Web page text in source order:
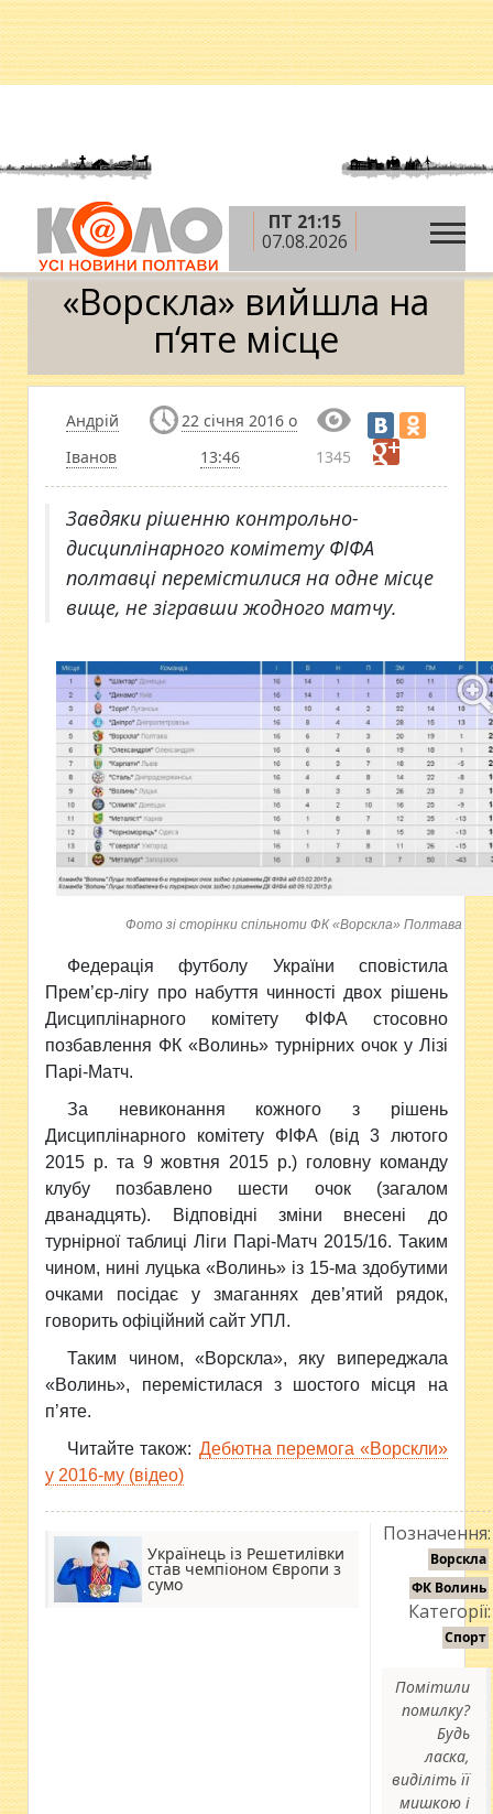
ПТ 21:15
07.08.2026
Головна » Новини » Спорт » «Ворскла»
вийшла на п‘яте місце
«Ворскла» вийшла на
п‘яте місце
Андрій
Іванов
22 січня 2016 о
13:46
1345
Завдяки рішенню контрольно-
дисциплінарного комітету ФІФА
полтавці перемістилися на одне місце
вище, не зігравши жодного матчу.
Фото зі сторінки спільноти ФК «Ворскла» Полтава
Федерація футболу України сповістила
Прем’єр-лігу про набуття чинності двох рішень
Дисциплінарного комітету ФІФА стосовно
позбавлення ФК «Волинь» турнірних очок у Лізі
Парі-Матч.
За невиконання кожного з рішень
Дисциплінарного комітету ФІФА (від 3 лютого
2015 р. та 9 жовтня 2015 р.) головну команду
клубу позбавлено шести очок (загалом
дванадцять). Відповідні зміни внесені до
турнірної таблиці Ліги Парі-Матч 2015/16. Таким
чином, нині луцька «Волинь» із 15-ма здобутими
очками посідає у змаганнях дев’ятий рядок,
говорить офіційний сайт УПЛ.
Таким чином, «Ворскла», яку випереджала
«Волинь», перемістилася з шостого місця на
п’яте.
Читайте також: Дебютна перемога «Ворскли»
у 2016-му (відео)
Українець із Решетилівки
став чемпіоном Європи з
сумо
Позначення:
Ворскла
ФК Волинь
Категорії:
Спорт
Помітили
помилку?
Будь
ласка,
виділіть її
мишкою і